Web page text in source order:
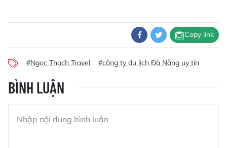
Copy link
#Ngọc Thạch Travel #công ty du lịch Đà Nẵng uy tín
BÌNH LUẬN